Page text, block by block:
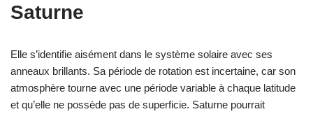
Saturne
Elle s’identifie aisément dans le système solaire avec ses
anneaux brillants. Sa période de rotation est incertaine, car son
atmosphère tourne avec une période variable à chaque latitude
et qu’elle ne possède pas de superficie. Saturne pourrait